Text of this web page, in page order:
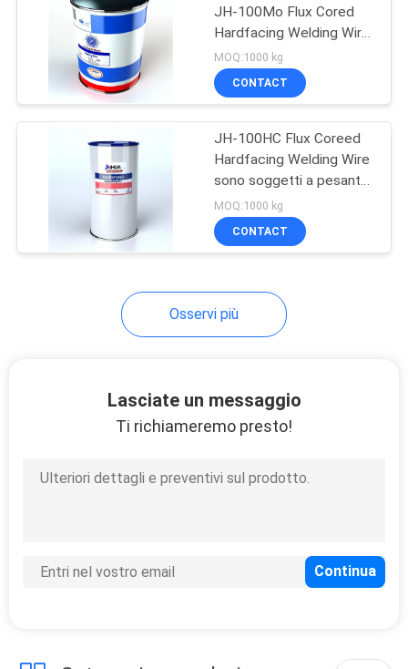
Macchine per
rivestimento di tubi
Macchina di
saldatura a
JH-100Mo Flux Cored
Hardfacing Welding Wire
For Sugar Rolling Roller,
Chute
MOQ:1000 kg
CONTACT
JH-100HC Flux Coreed
Hardfacing Welding Wire
sono soggetti a pesante
usura della macchina e
impatto moderato
MOQ:1000 kg
CONTACT
Osservi più
Lasciate un messaggio
Ti richiameremo presto!